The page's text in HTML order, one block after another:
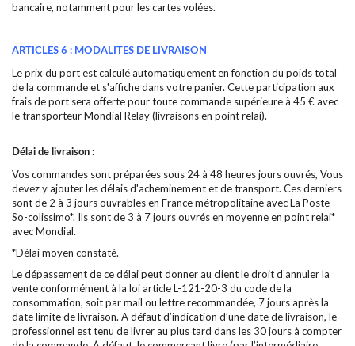
bancaire, notamment pour les cartes volées.
ARTICLES 6 : MODALITES DE LIVRAISON
Le prix du port est calculé automatiquement en fonction du poids total
de la commande et s'affiche dans votre panier. Cette participation aux
frais de port sera offerte pour toute commande supérieure à 45 € avec
le transporteur Mondial Relay (livraisons en point relai).
Délai de livraison :
Vos commandes sont préparées sous 24 à 48 heures jours ouvrés, Vous
devez y ajouter les délais d'acheminement et de transport. Ces derniers
sont de 2 à 3 jours ouvrables en France métropolitaine avec La Poste
So-colissimo*. Ils sont de 3 à 7 jours ouvrés en moyenne en point relai*
avec Mondial.
*Délai moyen constaté.
Le dépassement de ce délai peut donner au client le droit d’annuler la
vente conformément à la loi article L-121-20-3 du code de la
consommation, soit par mail ou lettre recommandée, 7 jours après la
date limite de livraison. A défaut d’indication d’une date de livraison, le
professionnel est tenu de livrer au plus tard dans les 30 jours à compter